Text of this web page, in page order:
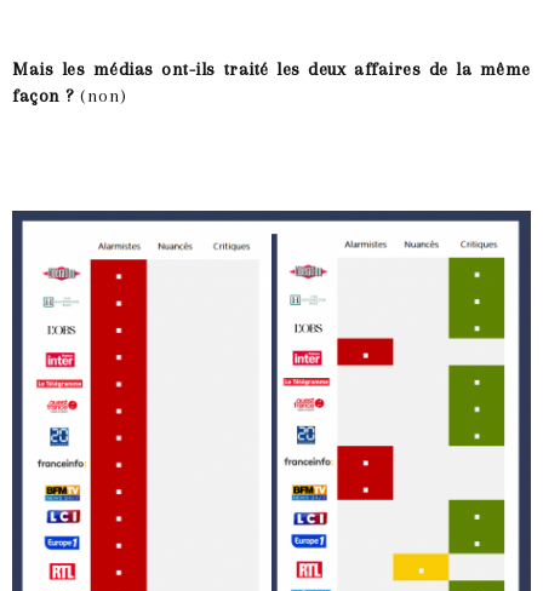
Mais les médias ont-ils traité les deux affaires de la même
façon ? (non)